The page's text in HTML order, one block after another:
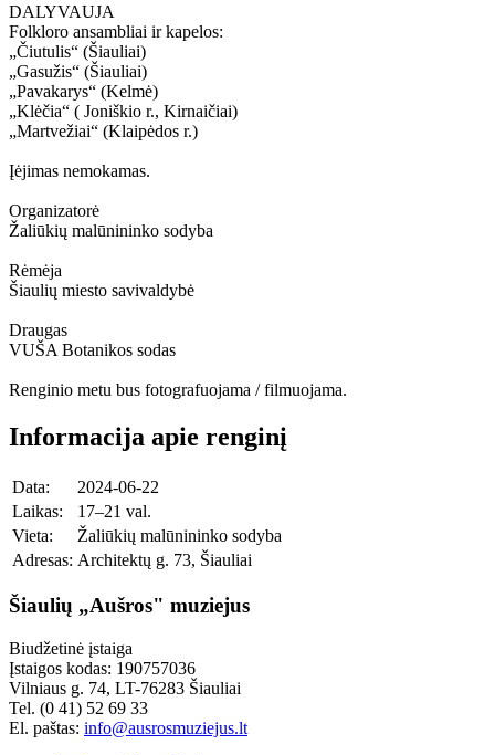
DALYVAUJA
Folkloro ansambliai ir kapelos:
„Čiutulis“ (Šiauliai)
„Gasužis“ (Šiauliai)
„Pavakarys“ (Kelmė)
„Klėčia“ ( Joniškio r., Kirnaičiai)
„Martvežiai“ (Klaipėdos r.)
Įėjimas nemokamas.
Organizatorė
Žaliūkių malūnininko sodyba
Rėmėja
Šiaulių miesto savivaldybė
Draugas
VUŠA Botanikos sodas
Renginio metu bus fotografuojama / filmuojama.
Informacija apie renginį
Data:
2024-06-22
Laikas:
17–21 val.
Vieta:
Žaliūkių malūnininko sodyba
Adresas: Architektų g. 73, Šiauliai
Šiaulių „Aušros" muziejus
Biudžetinė įstaiga
Įstaigos kodas: 190757036
Vilniaus g. 74, LT-76283 Šiauliai
Tel. (0 41) 52 69 33
El. paštas: info@ausrosmuziejus.lt